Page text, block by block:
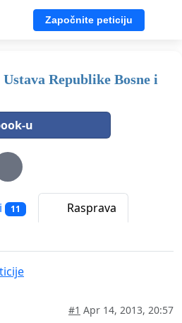
Započnite peticiju
Republike Bosne i
u
11
Rasprava
#1 Apr 14, 2013, 20:57